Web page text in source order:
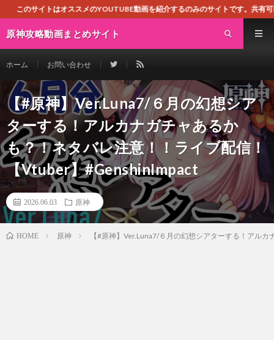
ススメのYOUTUBE動画を紹介するのみのサイトです。共有可能な動画のみ掲
原神攻略動画まとめサイト
ホーム お問い合わせ
【#原神】Ver.Luna7/６月の幻想シア
ターする！アルカナガチャあるか
も？！ネタバレ注意！！ライブ配信！
【Vtuber】#GenshinImpact
2026.06.03 原神
HOME 原神 【#原神】Ver.Luna7/６月の幻想シアターする！アル